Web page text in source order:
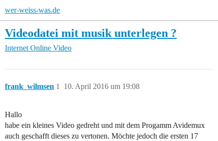
wer-weiss-was.de
Videodatei mit musik unterlegen ?
Internet Online Video
frank_wilmsen 10. April 2016 um 19:08
1
Hallo
habe ein kleines Video gedreht und mit dem Progamm Avidemux
auch geschafft dieses zu vertonen. Möchte jedoch die ersten 17